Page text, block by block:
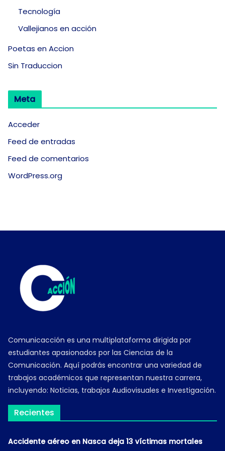
Tecnología
Vallejianos en acción
Poetas en Accion
Sin Traduccion
Meta
Acceder
Feed de entradas
Feed de comentarios
WordPress.org
Comunicacción es una multiplataforma dirigida por
estudiantes apasionados por las Ciencias de la
Comunicación. Aquí podrás encontrar una variedad de
trabajos académicos que representan nuestra carrera,
incluyendo: Noticias, trabajos Audiovisuales e Investigación.
Recientes
Accidente aéreo en Nasca deja 13 víctimas mortales